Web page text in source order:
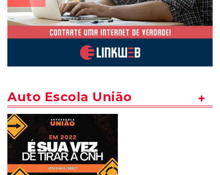
Auto Escola União